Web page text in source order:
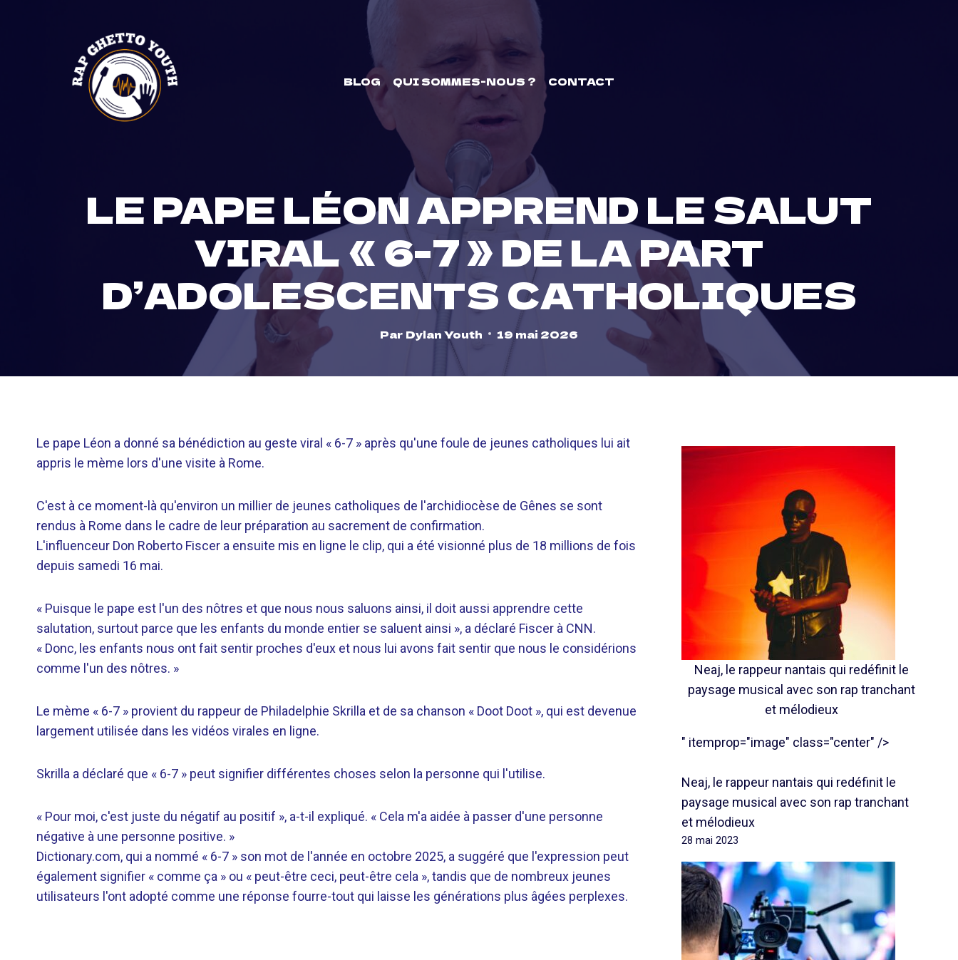
BLOG QUI SOMMES-NOUS ? CONTACT
LE PAPE LÉON APPREND LE SALUT
VIRAL « 6-7 » DE LA PART
D’ADOLESCENTS CATHOLIQUES
Par Dylan Youth 19 mai 2026
Le pape Léon a donné sa bénédiction au geste viral « 6-7 » après qu'une foule de jeunes catholiques lui ait
appris le mème lors d'une visite à Rome.
C'est à ce moment-là qu'environ un millier de jeunes catholiques de l'archidiocèse de Gênes se sont
rendus à Rome dans le cadre de leur préparation au sacrement de confirmation.
L'influenceur Don Roberto Fiscer a ensuite mis en ligne le clip, qui a été visionné plus de 18 millions de fois
depuis samedi 16 mai.
« Puisque le pape est l'un des nôtres et que nous nous saluons ainsi, il doit aussi apprendre cette
salutation, surtout parce que les enfants du monde entier se saluent ainsi », a déclaré Fiscer à CNN.
« Donc, les enfants nous ont fait sentir proches d'eux et nous lui avons fait sentir que nous le considérions
comme l'un des nôtres. »
Le mème « 6-7 » provient du rappeur de Philadelphie Skrilla et de sa chanson « Doot Doot », qui est devenue
largement utilisée dans les vidéos virales en ligne.
Skrilla a déclaré que « 6-7 » peut signifier différentes choses selon la personne qui l'utilise.
« Pour moi, c'est juste du négatif au positif », a-t-il expliqué. « Cela m'a aidée à passer d'une personne
négative à une personne positive. »
Dictionary.com, qui a nommé « 6-7 » son mot de l'année en octobre 2025, a suggéré que l'expression peut
également signifier « comme ça » ou « peut-être ceci, peut-être cela », tandis que de nombreux jeunes
utilisateurs l'ont adopté comme une réponse fourre-tout qui laisse les générations plus âgées perplexes.
Neaj, le rappeur nantais qui redéfinit le
paysage musical avec son rap tranchant
et mélodieux
" itemprop="image" class="center" />
Neaj, le rappeur nantais qui redéfinit le
paysage musical avec son rap tranchant
et mélodieux
28 mai 2023